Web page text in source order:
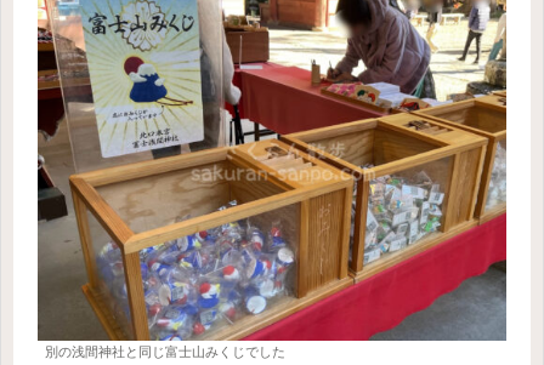
別の浅間神社と同じ富士山みくじでした